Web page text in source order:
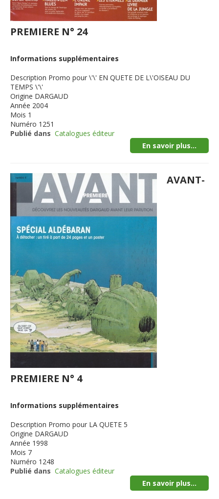
PREMIERE N° 24
Informations supplémentaires
Description Promo pour \'\' EN QUETE DE L\'OISEAU DU
TEMPS \'\'
Origine DARGAUD
Année 2004
Mois 1
Numéro 1251
Publié dans Catalogues éditeur
En savoir plus...
AVANT-
PREMIERE N° 4
Informations supplémentaires
Description Promo pour LA QUETE 5
Origine DARGAUD
Année 1998
Mois 7
Numéro 1248
Publié dans Catalogues éditeur
En savoir plus...